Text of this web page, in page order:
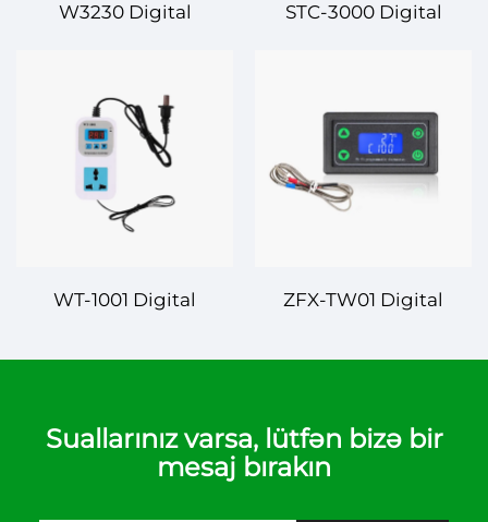
W3230 Digital
Temperatur Kontrolu
STC-3000 Digital
İstifadəsi Üçün Yüksək-
Düzgünlüklü
Temperatur Nəzarəti
WT-1001 Digital
– Fərqli Tətbiqlər üçün
Rəqabəti
ZFX-TW01 Digital
– Sənayi və Ev İstifadəsi
Suallarınız varsa, lütfən bizə bir
mesaj bırakın